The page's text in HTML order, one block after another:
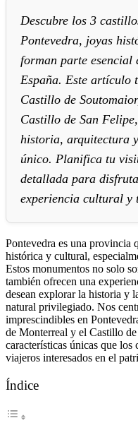
Descubre los 3
Pontevedra, joyas
forman parte
España. Este artículo
Castillo de
Castillo de San
historia, arquitectura
único. Planifica tu
detallada para
experiencia cultural y
Pontevedra es una provincia
histórica y cultural,
Estos monumentos no solo
también ofrecen una
desean explorar la historia y
natural privilegiado. Nos
imprescindibles en
de Monterreal y el Castillo
características únicas que los
viajeros interesados en el
Índice